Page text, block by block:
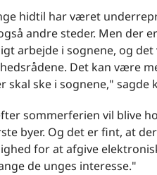
hidtil har været
andre steder. Men der
arbejde i sognene, og
Det kan være
skal ske i sognene," sagde
sommerferien vil blive
byer. Og det er fint, at
for at afgive
de unges interesse."